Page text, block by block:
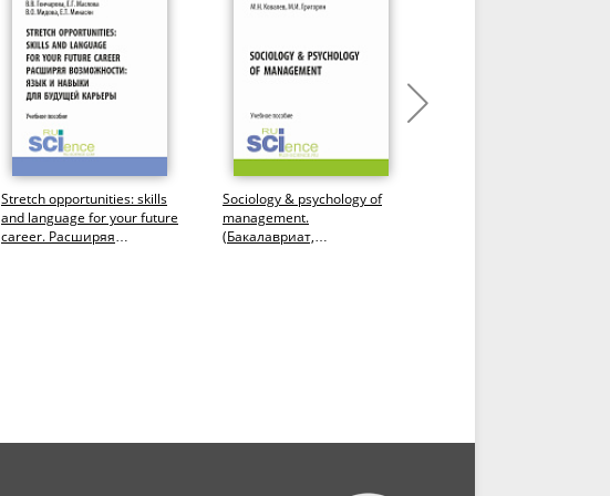
Stretch opportunities: skills
and language for your future
career. Расширяя
Sociology & psychology of
management.
(Бакалавриат,